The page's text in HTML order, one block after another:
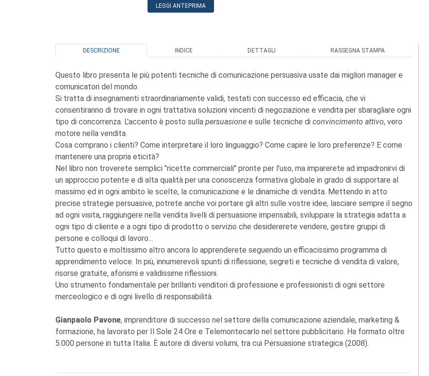
LEGGI ANTEPRIMA
DESCRIZIONE INDICE DETTAGLI RASSEGNA STAMPA
Questo libro presenta le più potenti tecniche di comunicazione persuasiva usate dai migliori manager e
comunicatori del mondo.
Si tratta di insegnamenti straordinariamente validi, testati con successo ed efficacia, che vi
consentiranno di trovare in ogni trattativa soluzioni vincenti di negoziazione e vendita per sbaragliare ogni
tipo di concorrenza. L'accento è posto sulla persuasione e sulle tecniche di convincimento attivo, vero
motore nella vendita.
Cosa comprano i clienti? Come interpretare il loro linguaggio? Come capire le loro preferenze? E come
mantenere una propria eticità?
Nel libro non troverete semplici "ricette commerciali" pronte per l'uso, ma imparerete ad impadronirvi di
un approccio potente e di alta qualità per una conoscenza formativa globale in grado di supportare al
massimo ed in ogni ambito le scelte, la comunicazione e le dinamiche di vendita. Mettendo in atto
precise strategie persuasive, potrete anche voi portare gli altri sulle vostre idee, lasciare sempre il segno
ad ogni visita, raggiungere nella vendita livelli di persuasione impensabili, sviluppare la strategia adatta a
ogni tipo di cliente e a ogni tipo di prodotto o servizio che desidererete vendere, gestire gruppi di
persone e colloqui di lavoro...
Tutto questo e moltissimo altro ancora lo apprenderete seguendo un efficacissimo programma di
apprendimento veloce. In più, innumerevoli spunti di riflessione, segreti e tecniche di vendita di valore,
risorse gratuite, aforismi e validissime riflessioni.
Uno strumento fondamentale per brillanti venditori di professione e professionisti di ogni settore
merceologico e di ogni livello di responsabilità.
Gianpaolo Pavone, imprenditore di successo nel settore della comunicazione aziendale, marketing &
formazione, ha lavorato per Il Sole 24 Ore e Telemontecarlo nel settore pubblicitario. Ha formato oltre
5.000 persone in tutta Italia. È autore di diversi volumi, tra cui Persuasione strategica (2008).